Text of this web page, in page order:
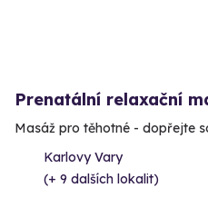
Prenatální relaxační
Masáž pro těhotné - dopřejte
Karlovy Vary
(+ 9 dalších lokalit)